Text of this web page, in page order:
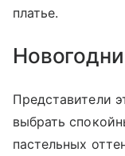
платье.
Представители
выбрать
пастельных